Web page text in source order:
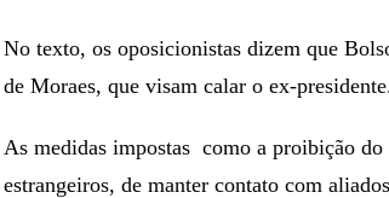
No texto, os oposicionistas dizem que
de Moraes, que visam calar o ex-
As medidas impostas como a proibição
estrangeiros, de manter contato com